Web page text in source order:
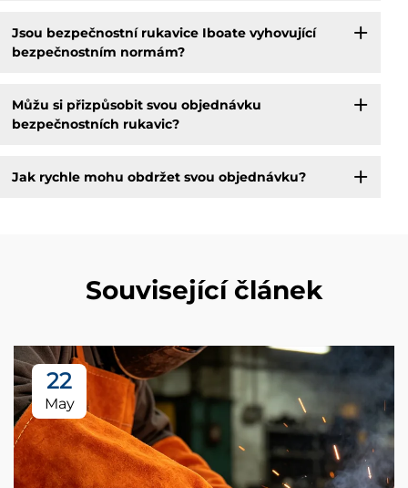
Jsou bezpečnostní rukavice Iboate vyhovující
bezpečnostním normám?
Můžu si přizpůsobit svou objednávku
bezpečnostních rukavic?
Jak rychle mohu obdržet svou objednávku?
Související článek
22
May